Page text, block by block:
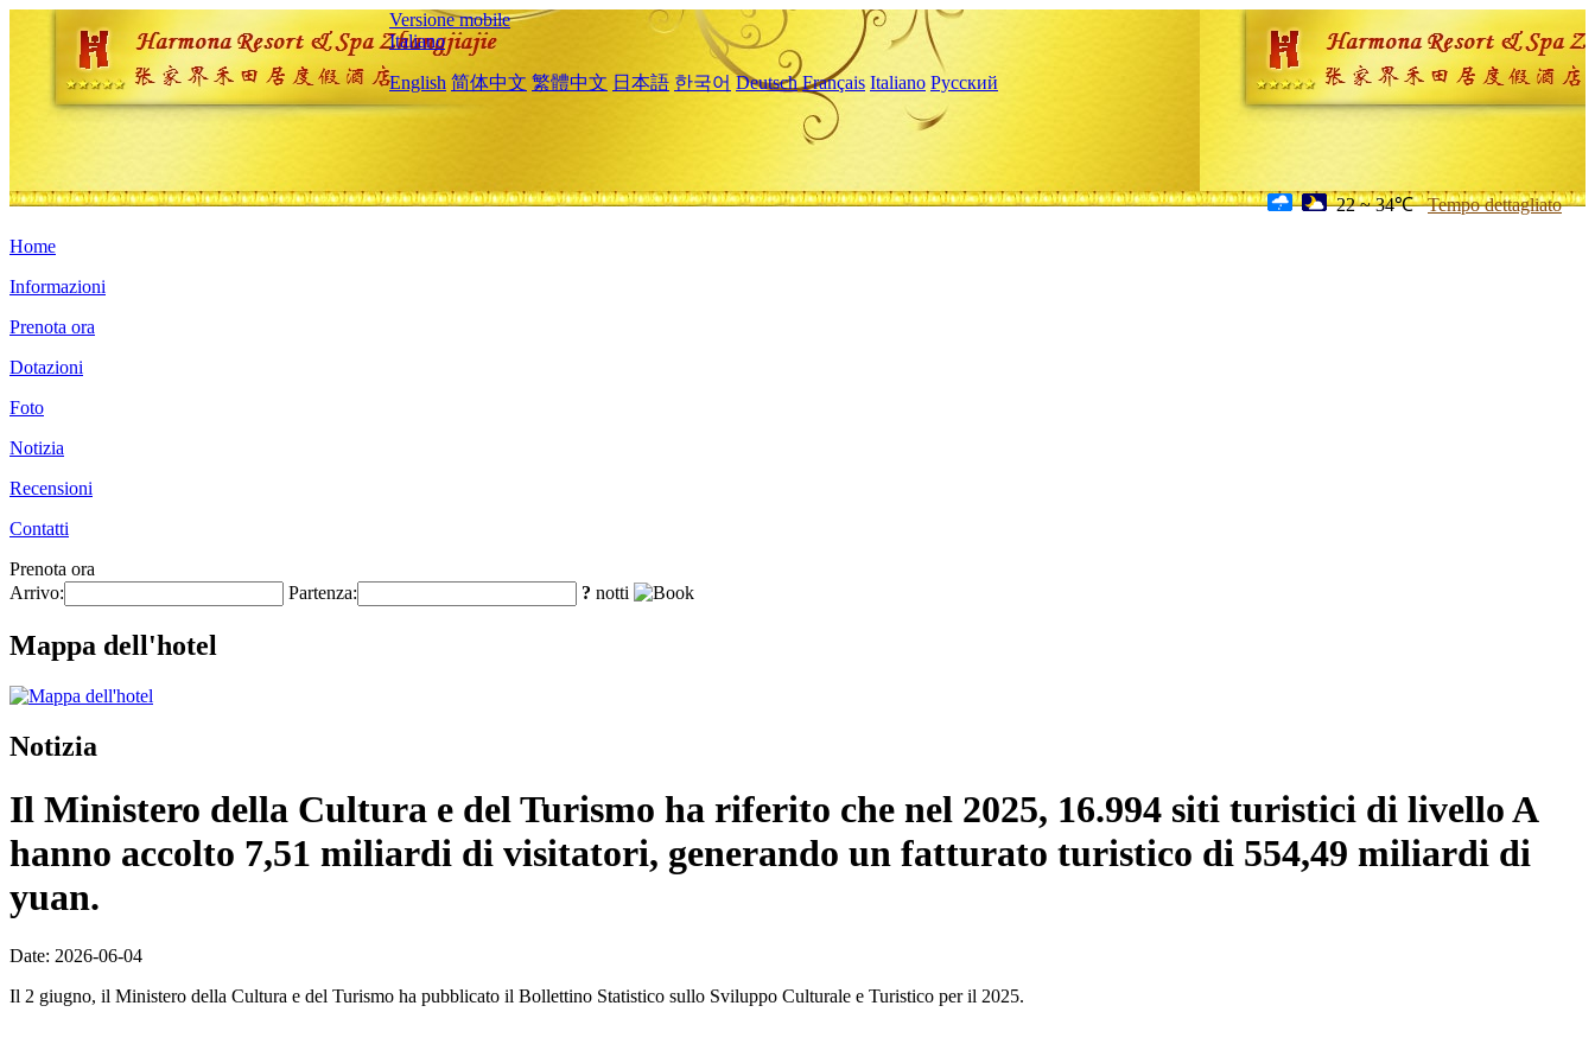
Versione mobile
Italiano
English 简体中文 繁體中文 日本語 한국어 Deutsch Français Italiano Русский
22 ~ 34℃ Tempo dettagliato
Home
Informazioni
Prenota ora
Dotazioni
Foto
Notizia
Recensioni
Contatti
Prenota ora
Arrivo:
Partenza: ? notti
Mappa dell'hotel
Notizia
Il Ministero della Cultura e del Turismo ha riferito che nel 2025, 16.994 siti turistici di livello A
hanno accolto 7,51 miliardi di visitatori, generando un fatturato turistico di 554,49 miliardi di
yuan.
Date: 2026-06-04
Il 2 giugno, il Ministero della Cultura e del Turismo ha pubblicato il Bollettino Statistico sullo Sviluppo Culturale e Turistico per il 2025.